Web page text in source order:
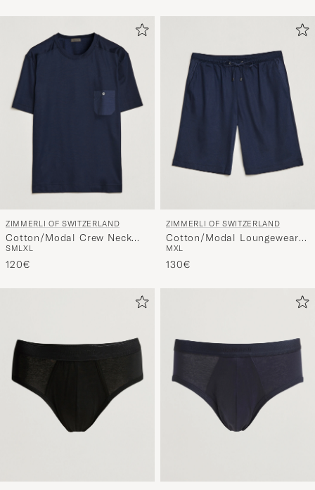
ZIMMERLI OF SWITZERLAND
Cotton/Modal Crew Neck
Loungwear T-Shirt Midnight
SMLXL
120€
ZIMMERLI OF SWITZERLAND
Cotton/Modal Loungewear
Shorts Midnight
MXL
130€